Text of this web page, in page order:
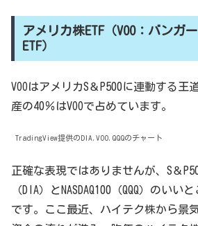
アメリカ株ETF（VOO：バンガ
ETF）
VOOはアメリカS＆P500に連動する王
産の40％はVOOで占めています。
TradingView提供のDIA.VOO.QQQのチャート
正確な表現ではありませんが、S＆
（DIA）とNASDAQ100（QQQ）のい
です。ここ最近、ハイテク株から景